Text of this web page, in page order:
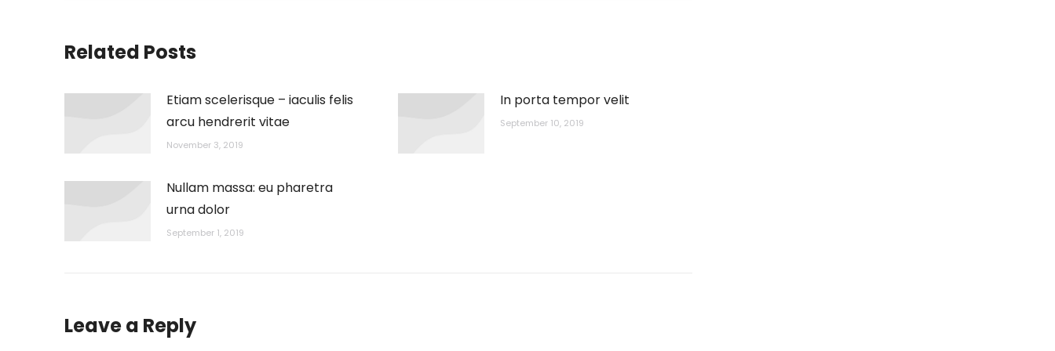
Related Posts
Etiam scelerisque – iaculis felis
arcu hendrerit vitae
November 3, 2019
In porta tempor velit
September 10, 2019
Nullam massa: eu pharetra
urna dolor
September 1, 2019
Leave a Reply